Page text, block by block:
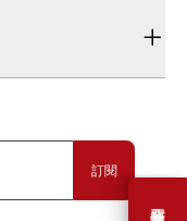
需要幫助嗎？
訂閱